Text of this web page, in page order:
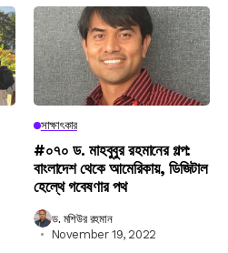
সাক্ষাৎকার
#০৭০ ড. মাহবুবুর রহমানের গল্প:
বাংলাদেশ থেকে আমেরিকায়, ডিজিটাল
হেল্থে গবেষণার পথ
ড. মশিউর রহমান
November 19, 2022